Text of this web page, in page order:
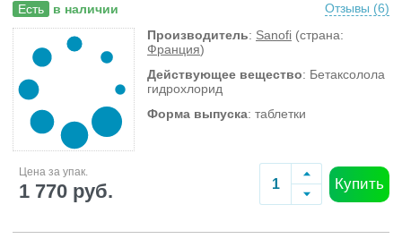
Есть в наличии Отзывы (6)
Производитель: Sanofi (страна:
Франция)
Действующее вещество: Бетаксолола
гидрохлорид
Форма выпуска: таблетки
Цена за упак.
1 770 руб. Купить